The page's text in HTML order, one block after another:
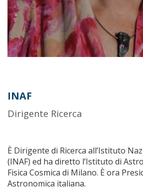
INAF
Dirigente Ricerca
È Dirigente di Ricerca all’Istituto
(INAF) ed ha diretto l’Istituto di
Fisica Cosmica di Milano. È ora
Astronomica italiana.